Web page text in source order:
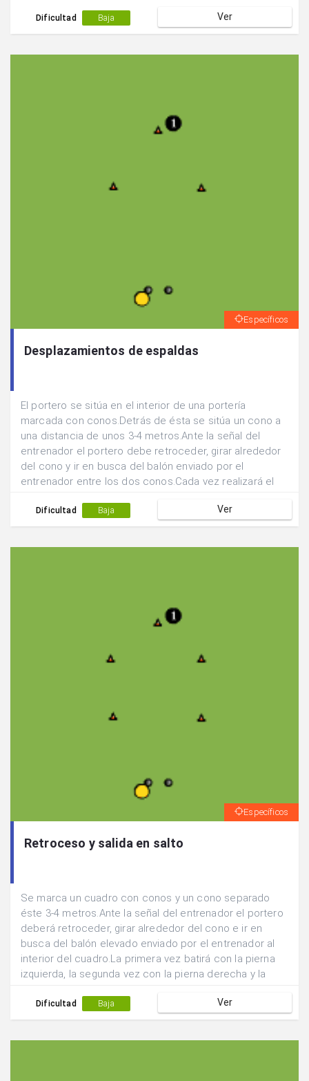
Dificultad Baja Ver
Específicos
Desplazamientos de espaldas
El portero se sitúa en el interior de una portería
marcada con conos.Detrás de ésta se sitúa un cono a
una distancia de unos 3-4 metros.Ante la señal del
entrenador el portero debe retroceder, girar alrededor
del cono y ir en busca del balón enviado por el
entrenador entre los dos conos.Cada vez realizará el
Dificultad Baja Ver
Específicos
Retroceso y salida en salto
Se marca un cuadro con conos y un cono separado
éste 3-4 metros.Ante la señal del entrenador el portero
deberá retroceder, girar alrededor del cono e ir en
busca del balón elevado enviado por el entrenador al
interior del cuadro.La primera vez batirá con la pierna
izquierda, la segunda vez con la pierna derecha y la
Dificultad Baja Ver